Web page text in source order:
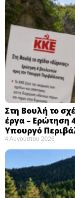
Στη Βουλή το
έργα – Ερώτηση
Υπουργό
4 Αυγούστου 2026